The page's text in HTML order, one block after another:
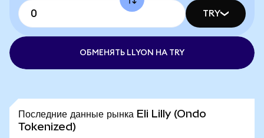
TRY
ОБМЕНЯТЬ LLYON НА TRY
Последние данные рынка Eli Lilly (Ondo
Tokenized)